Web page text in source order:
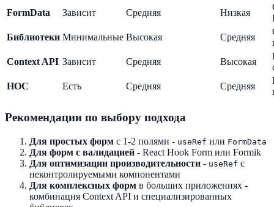
FormData
Зависит Средняя Низкая
Библиотеки Минимальные Высокая Средняя
Context API Зависит Средняя Высокая
HOC
Есть Средняя Средняя
Рекомендации по выбору подхода
Для простых форм с 1-2 полями - useRef или FormData
Для форм с валидацией - React Hook Form или Formik
Для оптимизации производительности - useRef с
неконтролируемыми компонентами
Для комплексных форм в больших приложениях -
комбинация Context API и специализированных